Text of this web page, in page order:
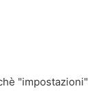
"impostazioni"